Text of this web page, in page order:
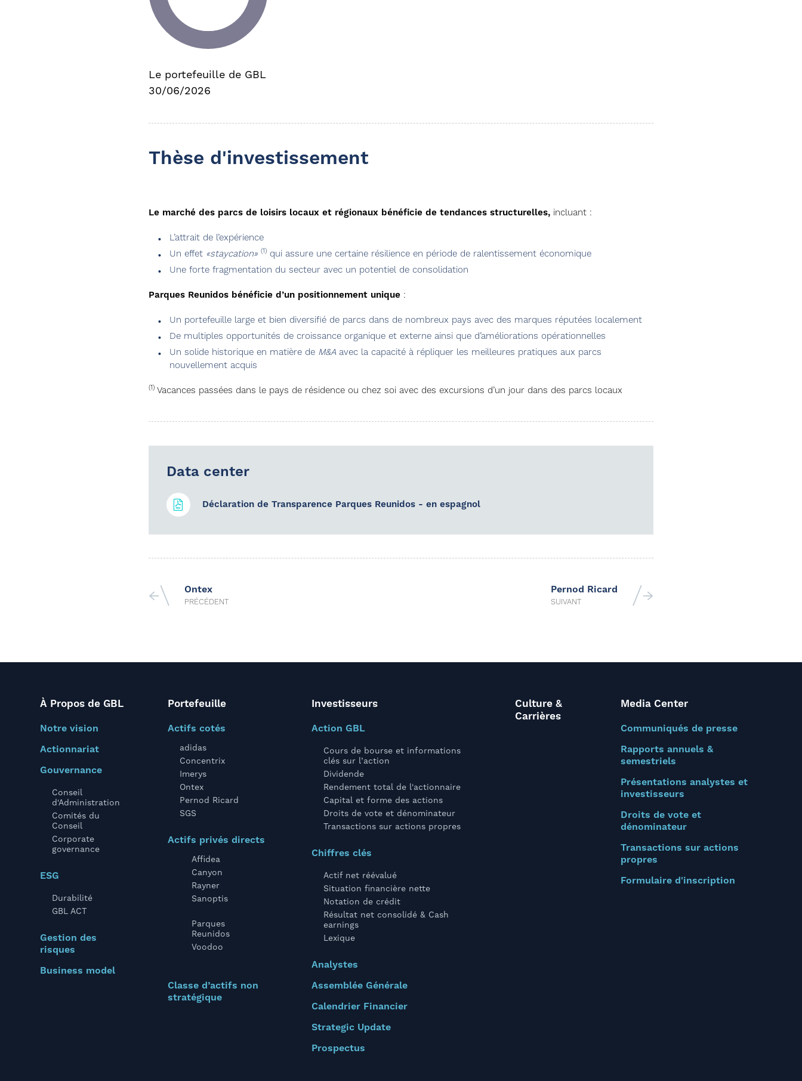
Le portefeuille de GBL
30/06/2026
Thèse d'investissement
Le marché des parcs de loisirs locaux et régionaux bénéficie de tendances structurelles, incluant :
L’attrait de l’expérience
Un effet«staycation» (1)qui assure une certaine résilience en période de ralentissement économique
Une forte fragmentation du secteur avec un potentiel de consolidation
Parques Reunidos bénéficie d’un positionnement unique:
Un portefeuille large et bien diversifié de parcs dans de nombreux pays avec des marques réputées localement
De multiples opportunités de croissance organique et externe ainsi que d’améliorations opérationnelles
Un solide historique en matière de M&Aavec la capacité à répliquer les meilleures pratiques aux parcs
nouvellement acquis
(1) Vacances passées dans le pays de résidence ou chez soi avec des excursions d’un jour dans des parcs locaux
Data center
Déclaration de Transparence Parques Reunidos - en espagnol
Ontex
PRÉCÉDENT
Pernod Ricard
SUIVANT
À Propos de GBL
Notre vision
Actionnariat
Gouvernance
Conseil
d'Administration
Comités du
Conseil
Corporate
governance
ESG
Durabilité
GBL ACT
Gestion des
risques
Business model
Portefeuille
Actifs cotés
adidas
Concentrix
Imerys
Ontex
Pernod Ricard
SGS
Actifs privés directs
Affidea
Canyon
Rayner
Sanoptis
Parques
Reunidos
Voodoo
Classe d’actifs non
stratégique
Investisseurs
Action GBL
Cours de bourse et informations
clés sur l’action
Dividende
Rendement total de l'actionnaire
Capital et forme des actions
Droits de vote et dénominateur
Transactions sur actions propres
Chiffres clés
Actif net réévalué
Situation financière nette
Notation de crédit
Résultat net consolidé & Cash
earnings
Lexique
Analystes
Assemblée Générale
Calendrier Financier
Strategic Update
Prospectus
Culture &
Carrières
Media Center
Communiqués de presse
Rapports annuels &
semestriels
Présentations analystes et
investisseurs
Droits de vote et
dénominateur
Transactions sur actions
propres
Formulaire d'inscription